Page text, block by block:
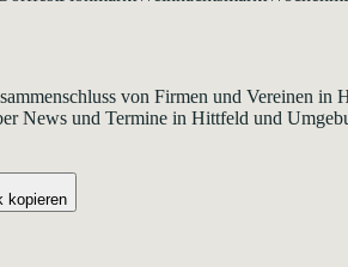
von Firmen und Vereinen
News und Termine in Hittfeld und
kopieren